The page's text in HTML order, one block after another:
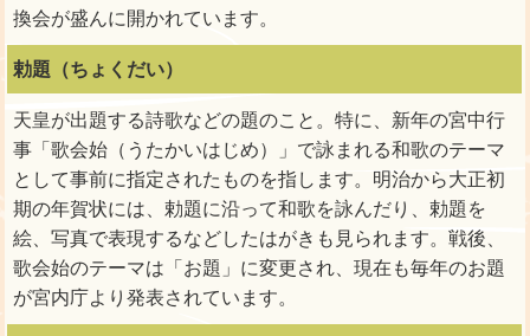
換会が盛んに開かれています。
勅題（ちょくだい）
天皇が出題する詩歌などの題のこと。特に、新年の宮中行
事「歌会始（うたかいはじめ）」で詠まれる和歌のテーマ
として事前に指定されたものを指します。明治から大正初
期の年賀状には、勅題に沿って和歌を詠んだり、勅題を
絵、写真で表現するなどしたはがきも見られます。戦後、
歌会始のテーマは「お題」に変更され、現在も毎年のお題
が宮内庁より発表されています。